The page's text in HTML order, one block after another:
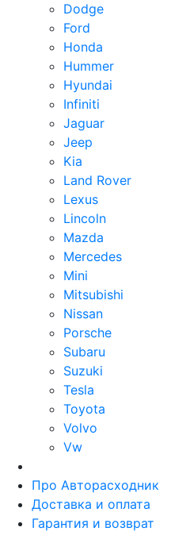
Dodge
Ford
Honda
Hummer
Hyundai
Infiniti
Jaguar
Jeep
Kia
Land Rover
Lexus
Lincoln
Mazda
Mercedes
Mini
Mitsubishi
Nissan
Porsche
Subaru
Suzuki
Tesla
Toyota
Volvo
Vw
Про Авторасходник
Доставка и оплата
Гарантия и возврат